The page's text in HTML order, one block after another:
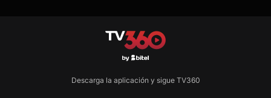
Descarga la aplicación y sigue TV360